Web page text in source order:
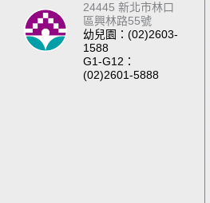
24445 新北市林口
區興林路55號
幼兒園：(02)2603-
1588
G1-G12：
(02)2601-5888